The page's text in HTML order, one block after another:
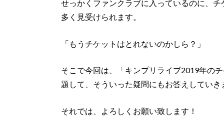
せっかくファンクラブに入っているのに、
多く見受けられます。
「もうチケットはとれないのかしら？」
そこで今回は、「キンプリライブ2019年の
題して、そういった疑問にもお答えしていき
それでは、よろしくお願い致します！